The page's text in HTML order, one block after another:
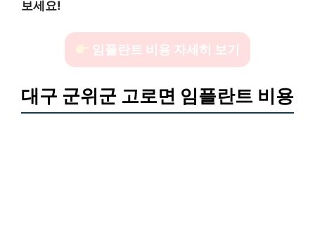
보세요!
임플란트 비용 자세히 보기
대구 군위군 고로면 임플란트 비용